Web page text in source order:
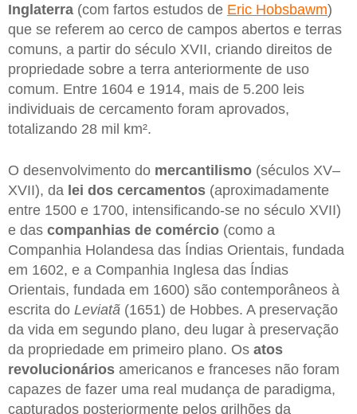
Inglaterra (com fartos estudos de Eric Hobsbawm)
que se referem ao cerco de campos abertos e terras
comuns, a partir do século XVII, criando direitos de
propriedade sobre a terra anteriormente de uso
comum. Entre 1604 e 1914, mais de 5.200 leis
individuais de cercamento foram aprovados,
totalizando 28 mil km².
O desenvolvimento do mercantilismo (séculos XV–
XVII), da lei dos cercamentos (aproximadamente
entre 1500 e 1700, intensificando-se no século XVII)
e das companhias de comércio (como a
Companhia Holandesa das Índias Orientais, fundada
em 1602, e a Companhia Inglesa das Índias
Orientais, fundada em 1600) são contemporâneos à
escrita do Leviatã (1651) de Hobbes. A preservação
da vida em segundo plano, deu lugar à preservação
da propriedade em primeiro plano. Os atos
revolucionários americanos e franceses não foram
capazes de fazer uma real mudança de paradigma,
capturados posteriormente pelos grilhões da